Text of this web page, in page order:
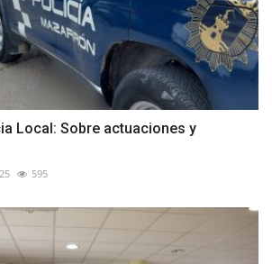
Local: Sobre actuaciones y
595